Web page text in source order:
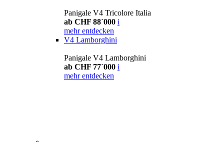
Panigale V4 Tricolore Italia
ab CHF 88´000 i
mehr entdecken
V4 Lamborghini
Panigale V4 Lamborghini
ab CHF 77´000 i
mehr entdecken